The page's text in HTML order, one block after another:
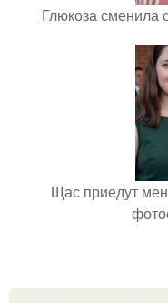
Глюкоза сменила
Щас приедут